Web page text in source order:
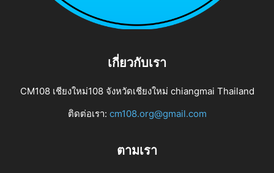
เกี่ยวกับเรา
CM108 เชียงใหม่108 จังหวัดเชียงใหม่ chiangmai Thailand
ติดต่อเรา: cm108.org@gmail.com
ตามเรา